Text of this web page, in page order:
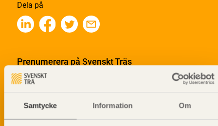
Samtycke Information Om
Dela på
Prenumerera på Svenskt Träs
informationsutskick!